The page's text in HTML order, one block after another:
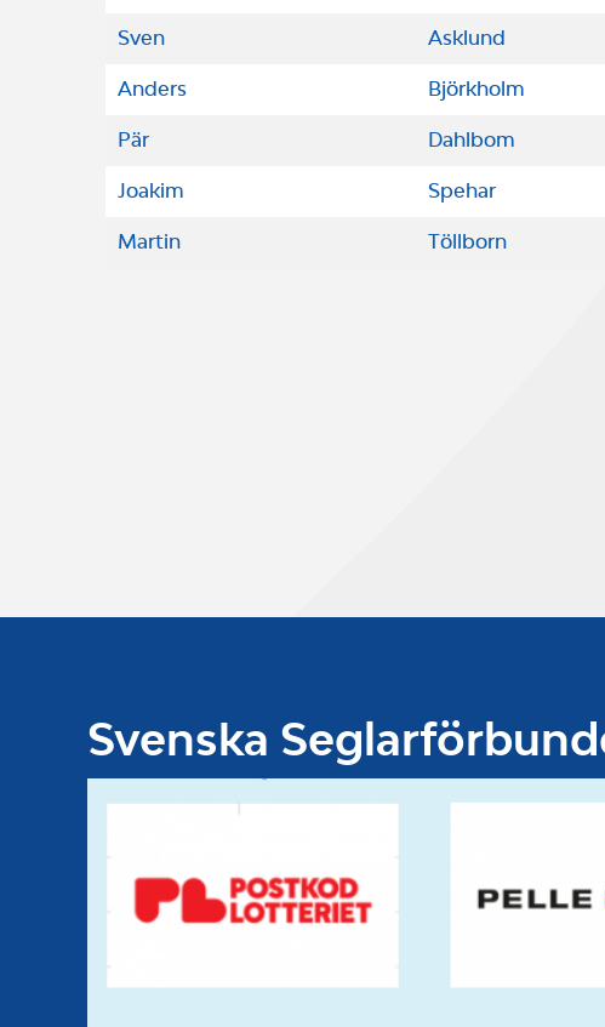
Sven Asklund
Anders Björkholm
Pär Dahlbom
Joakim Spehar
Martin Töllborn
Svenska